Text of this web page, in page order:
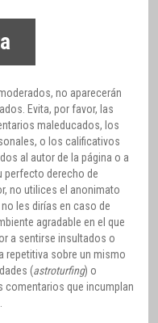
no aparecerán
Evita, por favor, las
maleducados, los
o los calificativos
al autor de la página o a
perfecto derecho de
no utilices el anonimato
les dirías en caso de
agradable en el que
a sentirse insultados o
repetitiva sobre un mismo
(astroturfing) o
comentarios que incumplan